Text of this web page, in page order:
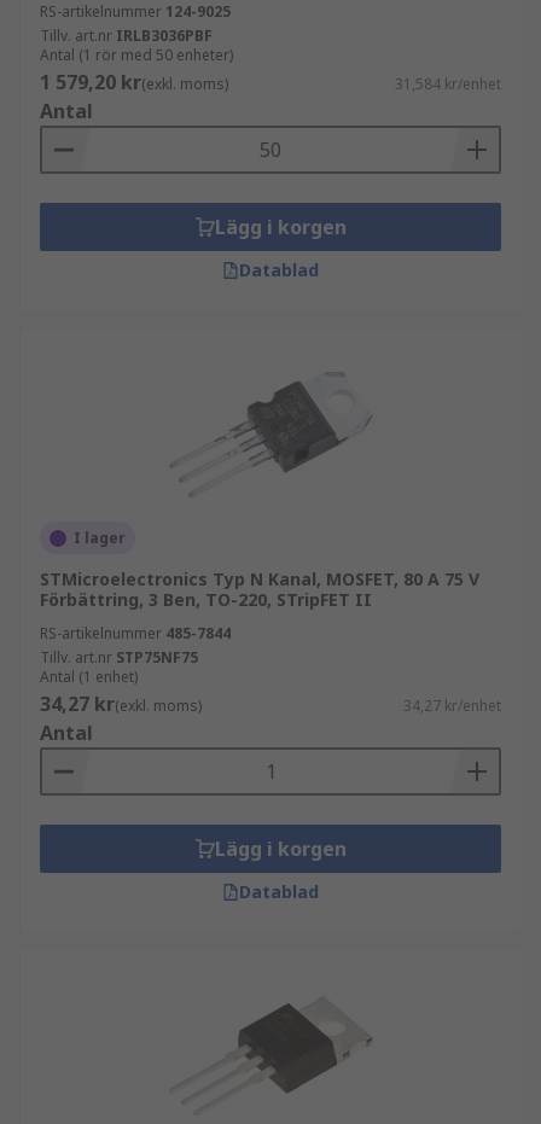
RS-artikelnummer 124-9025
Tillv. art.nr IRLB3036PBF
Antal (1 rör med 50 enheter)
1 579,20 kr(exkl. moms) 31,584 kr/enhet
Antal
Lägg i korgen
Datablad
I lager
STMicroelectronics Typ N Kanal, MOSFET, 80 A 75 V
Förbättring, 3 Ben, TO-220, STripFET II
RS-artikelnummer 485-7844
Tillv. art.nr STP75NF75
Antal (1 enhet)
34,27 kr(exkl. moms) 34,27 kr/enhet
Antal
Lägg i korgen
Datablad